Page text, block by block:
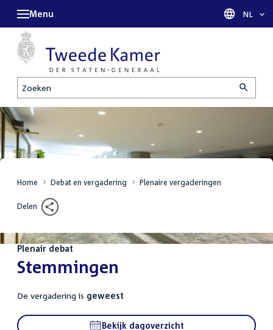
Zoeken
Menu Taal
NL
Home Debat en vergadering Plenaire vergaderingen
Delen
Plenair debat
:Stemmingen
De vergadering is geweest
Bekijk dagoverzicht